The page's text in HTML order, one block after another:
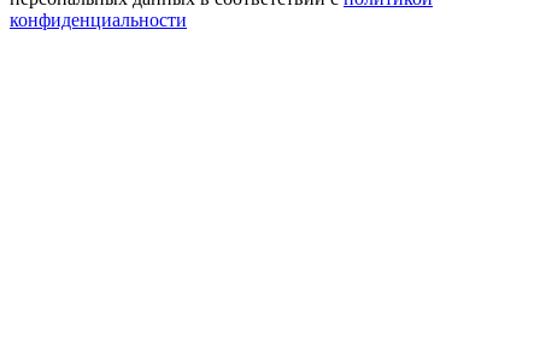
конфиденциальности